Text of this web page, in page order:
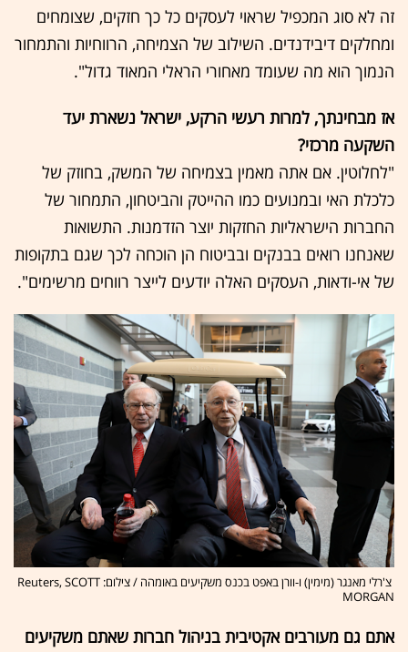
זה לא סוג המכפיל שראוי לעסקים כל כך חזקים, שצומחים
ומחלקים דיבידנדים. השילוב של הצמיחה, הרווחיות והתמחור
הנמוך הוא מה שעומד מאחורי הראלי המאוד גדול".
אז מבחינתך, למרות רעשי הרקע, ישראל נשארת יעד
השקעה מרכזי?
"לחלוטין. אם אתה מאמין בצמיחה של המשק, בחוזק של
כלכלת האי ובמנועים כמו ההייטק והביטחון, התמחור של
החברות הישראליות החזקות יוצר הזדמנות. התשואות
שאנחנו רואים בבנקים ובביטוח הן הוכחה לכך שגם בתקופות
של אי-ודאות, העסקים האלה יודעים לייצר רווחים מרשימים".
צ'רלי מאנגר (מימין) ו-וורן באפט בכנס משקיעים באומהה / צילום: Reuters, SCOTT
MORGAN
אתם גם מעורבים אקטיבית בניהול חברות שאתם משקיעים